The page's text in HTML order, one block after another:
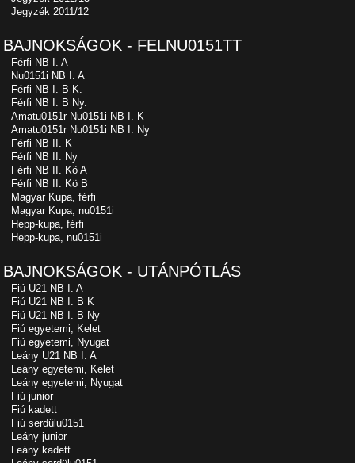
Jegyzék 2011/12
BAJNOKSÁGOK - FELNU0151TT
Férfi NB I. A
Nu0151i NB I. A
Férfi NB I. B K.
Férfi NB I. B Ny.
Amatu0151r Nu0151i NB I. K
Amatu0151r Nu0151i NB I. Ny
Férfi NB II. K
Férfi NB II. Ny
Férfi NB II. Kö A
Férfi NB II. Kö B
Magyar Kupa, férfi
Magyar Kupa, nu0151i
Hepp-kupa, férfi
Hepp-kupa, nu0151i
BAJNOKSÁGOK - UTÁNPÓTLÁS
Fiú U21 NB I. A
Fiú U21 NB I. B K
Fiú U21 NB I. B Ny
Fiú egyetemi, Kelet
Fiú egyetemi, Nyugat
Leány U21 NB I. A
Leány egyetemi, Kelet
Leány egyetemi, Nyugat
Fiú junior
Fiú kadett
Fiú serdülu0151
Leány junior
Leány kadett